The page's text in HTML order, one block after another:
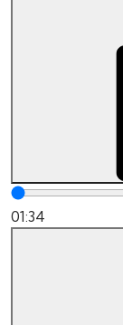
01:34